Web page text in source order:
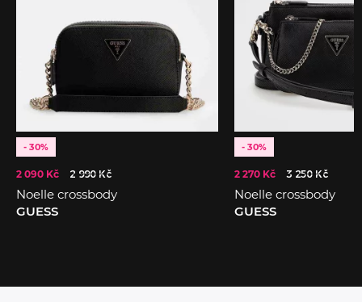
- 30%
2 090 Kč 2 990 Kč
Noelle crossbody
GUESS
- 30%
2 270 Kč 3 250 Kč
Noelle crossbody
GUESS